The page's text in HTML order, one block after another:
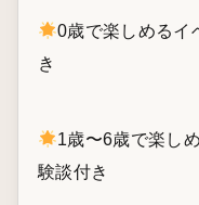
0歳で楽しめるイ
き
1歳〜6歳で楽し
験談付き